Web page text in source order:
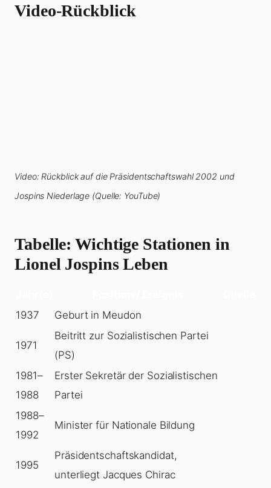
Video-Rückblick
Video: Rückblick auf die Präsidentschaftswahl 2002 und
Jospins Niederlage (Quelle: YouTube)
Tabelle: Wichtige Stationen in
Lionel Jospins Leben
1937
Geburt in Meudon
1971
Beitritt zur Sozialistischen Partei
(PS)
1981–
1988
Erster Sekretär der Sozialistischen
Partei
1988–
1992
Minister für Nationale Bildung
1995
Präsidentschaftskandidat,
unterliegt Jacques Chirac